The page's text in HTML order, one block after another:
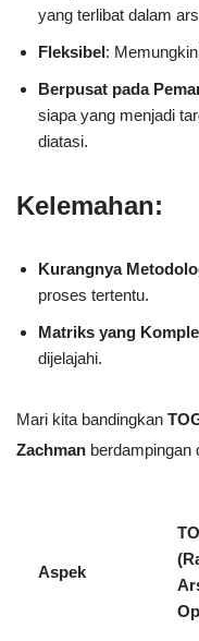
yang terlibat dalam
Fleksibel:
Berpusat pada
siapa yang menjadi
diatasi.
Kelemahan:
Kurangnya
proses tertentu.
Matriks yang
dijelajahi.
Mari kita bandingkan
Zachman berdampingan
Aspek